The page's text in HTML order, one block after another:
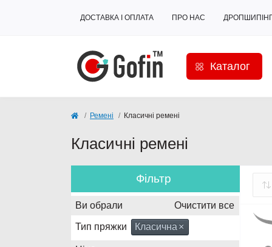
ДОСТАВКА І ОПЛАТА ПРО НАС
Каталог
Ремені Класичні ремені
Класичні ремені
Фільтр
Ви обрали Очистити все
Тип пряжки Класична×